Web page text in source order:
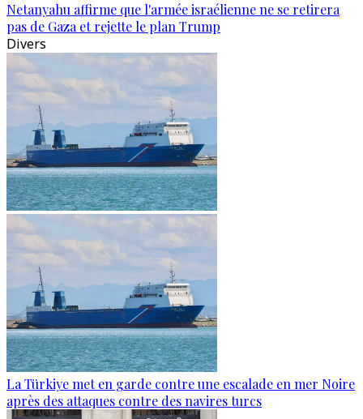
Netanyahu affirme que l'armée israélienne ne se retirera
pas de Gaza et rejette le plan Trump
Divers
La Türkiye met en garde contre une escalade en mer Noire
après des attaques contre des navires turcs